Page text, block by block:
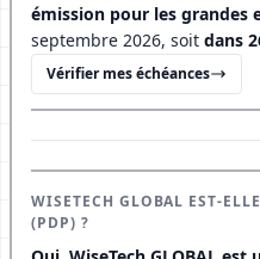
émission pour les grandes
septembre 2026, soit dans
Vérifier mes échéances
WISETECH GLOBAL EST-
(PDP) ?